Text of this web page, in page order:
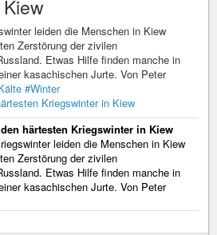
leiden die Menschen in Kiew
Zerstörung der zivilen
Etwas Hilfe finden manche in
kasachischen Jurte. Von Peter
#Winter
Kriegswinter in Kiew
härtesten Kriegswinter in Kiew
leiden die Menschen in Kiew
Zerstörung der zivilen
Etwas Hilfe finden manche in
kasachischen Jurte. Von Peter